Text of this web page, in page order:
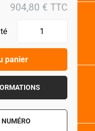
904,80 € TTC
panier